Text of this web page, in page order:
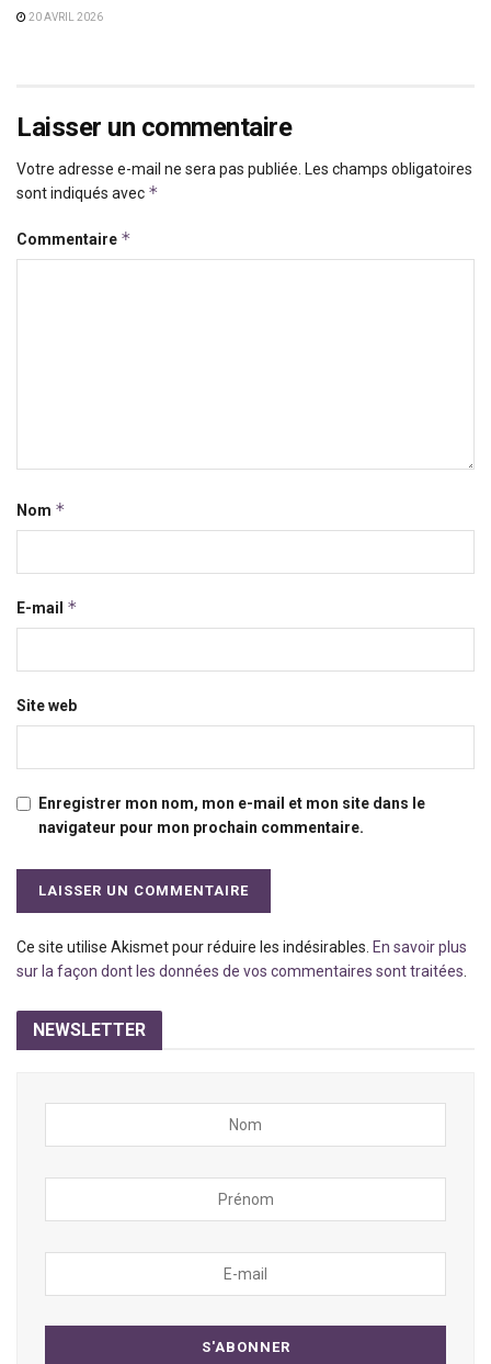
20 AVRIL 2026
Laisser un commentaire
Votre adresse e-mail ne sera pas publiée. Les champs obligatoires
sont indiqués avec *
Commentaire *
Nom *
E-mail *
Site web
Enregistrer mon nom, mon e-mail et mon site dans le
navigateur pour mon prochain commentaire.
Ce site utilise Akismet pour réduire les indésirables. En savoir plus
sur la façon dont les données de vos commentaires sont traitées.
NEWSLETTER